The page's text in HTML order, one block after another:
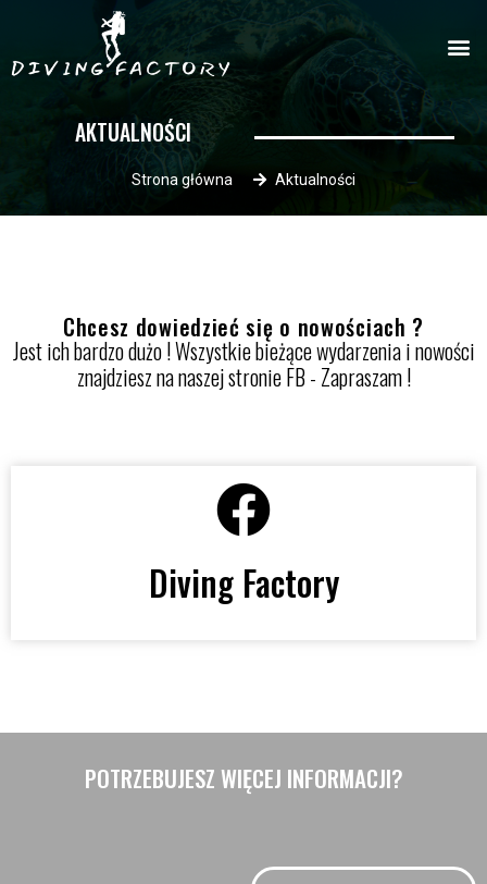
AKTUALNOŚCI
Strona główna Aktualności
Chcesz dowiedzieć się o nowościach ?
Jest ich bardzo dużo ! Wszystkie bieżące wydarzenia i nowości
znajdziesz na naszej stronie FB - Zapraszam !
Diving Factory
POTRZEBUJESZ WIĘCEJ INFORMACJI?